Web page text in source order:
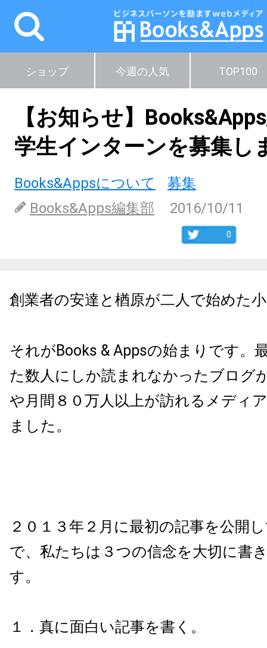
ショップ 今週の人気 TOP100
【お知らせ】
学生インターンを募集し
Books&Appsについて
募集
Books&Apps編集部
2016/10/11
0
創業者の安達と楢原が二人で始めた
それがBooks & Appsの始まりです。
た数人にしか読まれなかったブログ
や月間８０万人以上が訪れるメディ
ました。
２０１３年２月に最初の記事を公開
で、私たちは３つの信念を大切に書
す。
１．真に面白い記事を書く。